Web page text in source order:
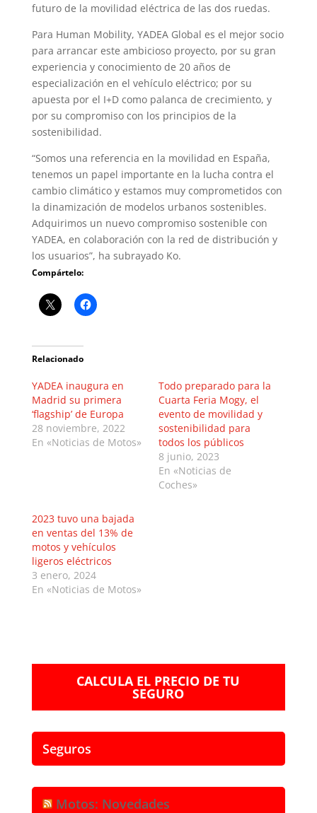
futuro de la movilidad eléctrica de las dos ruedas.
Para Human Mobility, YADEA Global es el mejor socio
para arrancar este ambicioso proyecto, por su gran
experiencia y conocimiento de 20 años de
especialización en el vehículo eléctrico; por su
apuesta por el I+D como palanca de crecimiento, y
por su compromiso con los principios de la
sostenibilidad.
“Somos una referencia en la movilidad en España,
tenemos un papel importante en la lucha contra el
cambio climático y estamos muy comprometidos con
la dinamización de modelos urbanos sostenibles.
Adquirimos un nuevo compromiso sostenible con
YADEA, en colaboración con la red de distribución y
los usuarios”, ha subrayado Ko.
Compártelo:
Relacionado
YADEA inaugura en
Madrid su primera
‘flagship’ de Europa
28 noviembre, 2022
En «Noticias de Motos»
Todo preparado para la
Cuarta Feria Mogy, el
evento de movilidad y
sostenibilidad para
todos los públicos
8 junio, 2023
En «Noticias de
Coches»
2023 tuvo una bajada
en ventas del 13% de
motos y vehículos
ligeros eléctricos
3 enero, 2024
En «Noticias de Motos»
CALCULA EL PRECIO DE TU
SEGURO
Seguros
Motos: Novedades